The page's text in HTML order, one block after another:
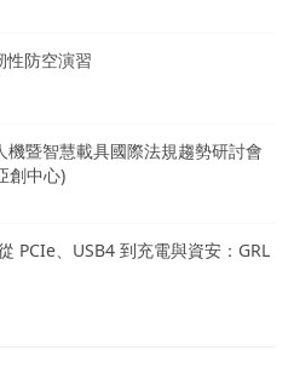
性防空演習
機暨智慧載具國際法規趨勢研討會
創中心)
PCIe、USB4 到充電與資安：GRL